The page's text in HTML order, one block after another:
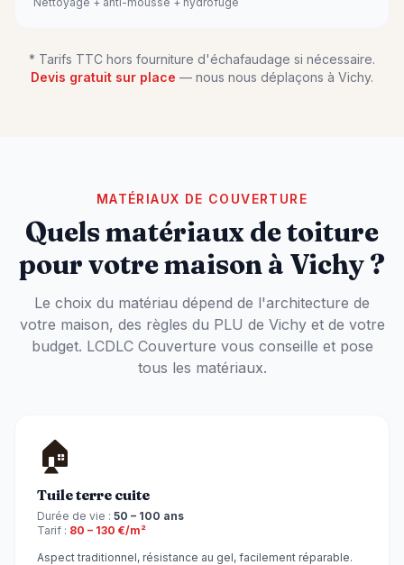
* Tarifs TTC hors fourniture d'échafaudage si nécessaire.
Devis gratuit sur place — nous nous déplaçons à Vichy.
MATÉRIAUX DE COUVERTURE
Quels matériaux de toiture
pour votre maison à Vichy?
Le choix du matériau dépend de l'architecture de
votre maison, des règles du PLU de Vichyet de votre
budget. LCDLC Couverture vous conseille et pose
tous les matériaux.
🏠
Tuile terre cuite
Durée de vie : 50 – 100 ans
Tarif : 80 – 130 €/m²
Aspect traditionnel, résistance au gel, facilement réparable.